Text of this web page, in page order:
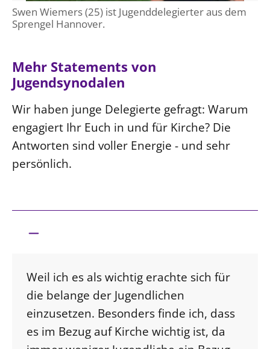
Swen Wiemers (25) ist Jugenddelegierter aus dem
Sprengel Hannover.
Mehr Statements von
Jugendsynodalen
Wir haben junge Delegierte gefragt: Warum
engagiert Ihr Euch in und für Kirche? Die
Antworten sind voller Energie - und sehr
persönlich.
Weil ich es als wichtig erachte sich für
die belange der Jugendlichen
einzusetzen. Besonders finde ich, dass
es im Bezug auf Kirche wichtig ist, da